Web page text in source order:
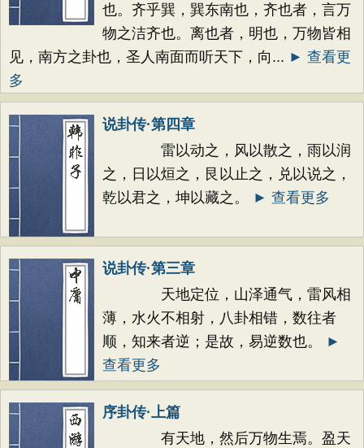
也。齐乎巽，巽东南也，齐也者，言万
物之洁齐也。离也者，明也，万物皆相
见，南方之卦也，圣人南面而听天下，向... ► 查看更
多
说卦传·第四章
雷以动之，风以散之，雨以润
之，日以烜之，艮以止之，兑以说之，
乾以君之，坤以藏之。
► 查看更多
说卦传·第三章
天地定位，山泽通气，雷风相
薄，水火不相射，八卦相错，数往者
顺，知来者逆；是故，易逆数也。
►
查看更多
序卦传·上篇
有天地，然后万物生焉。盈天